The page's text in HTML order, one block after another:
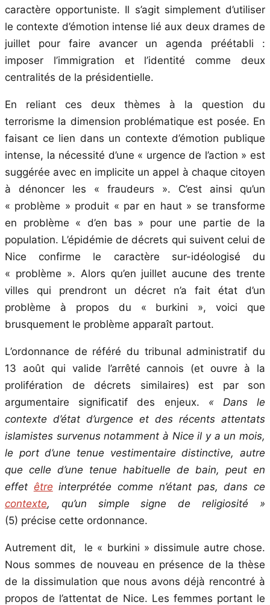
caractère opportuniste. Il s’agit simplement d’utiliser
le contexte d’émotion intense lié aux deux drames de
juillet pour faire avancer un agenda préétabli :
imposer l’immigration et l’identité comme deux
centralités de la présidentielle.
En reliant ces deux thèmes à la question du
terrorisme la dimension problématique est posée. En
faisant ce lien dans un contexte d’émotion publique
intense, la nécessité d’une « urgence de l’action » est
suggérée avec en implicite un appel à chaque citoyen
à dénoncer les « fraudeurs ». C’est ainsi qu’un
« problème » produit « par en haut » se transforme
en problème « d’en bas » pour une partie de la
population. L’épidémie de décrets qui suivent celui de
Nice confirme le caractère sur-idéologisé du
« problème ». Alors qu’en juillet aucune des trente
villes qui prendront un décret n’a fait état d’un
problème à propos du « burkini », voici que
brusquement le problème apparaît partout.
L’ordonnance de référé du tribunal administratif du
13 août qui valide l’arrêté cannois (et ouvre à la
prolifération de décrets similaires) est par son
argumentaire significatif des enjeux. « Dans le
contexte d’état d’urgence et des récents attentats
islamistes survenus notamment à Nice il y a un mois,
le port d’une tenue vestimentaire distinctive, autre
que celle d’une tenue habituelle de bain, peut en
effet être interprétée comme n’étant pas, dans ce
contexte, qu’un simple signe de religiosité »
(5) précise cette ordonnance.
Autrement dit, le « burkini » dissimule autre chose.
Nous sommes de nouveau en présence de la thèse
de la dissimulation que nous avons déjà rencontré à
propos de l’attentat de Nice. Les femmes portant le